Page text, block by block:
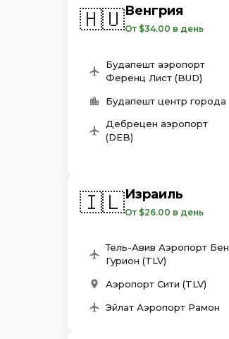
🇭🇺Венгрия
От $34.00 в день
Будапешт аэропорт
Ференц Лист (BUD)
Будапешт центр города
Дебрецен aэропорт
(DEB)
🇮🇱Израиль
От $26.00 в день
Тель-Авив Аэропорт Бен
Гурион (TLV)
Аэропорт Сити (TLV)
Эйлат Аэропорт Рамон